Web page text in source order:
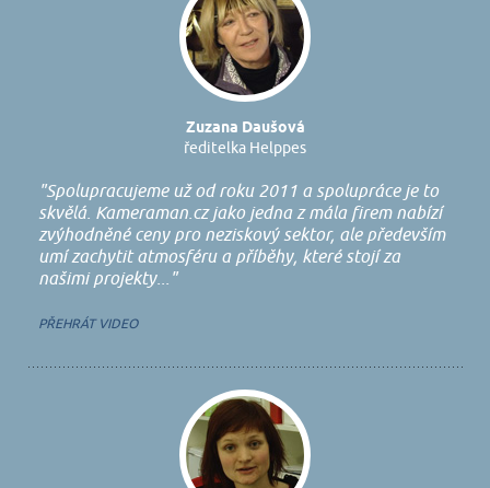
Zuzana Daušová
ředitelka Helppes
"Spolupracujeme už od roku 2011 a spolupráce je to
skvělá. Kameraman.cz jako jedna z mála firem nabízí
zvýhodněné ceny pro neziskový sektor, ale především
umí zachytit atmosféru a příběhy, které stojí za
našimi projekty..."
PŘEHRÁT VIDEO